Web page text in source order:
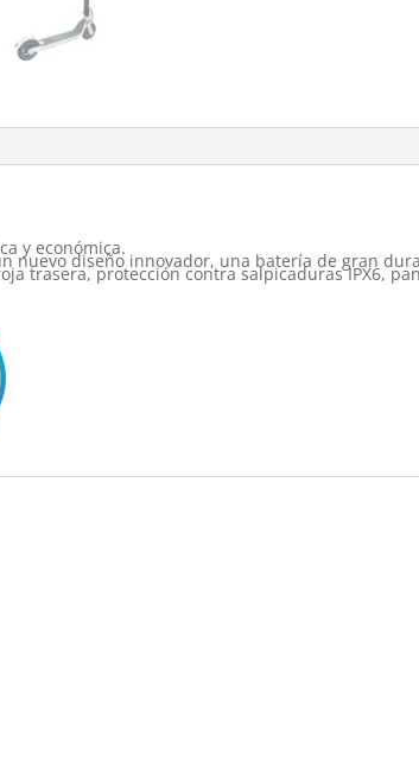
y económica.
nuevo diseño innovador, una batería de gran
trasera, protección contra salpicaduras IPX6,